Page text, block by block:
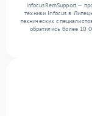
InfocusRemSupport —
техники Infocus в
технических
обратились более 10
превысило 12 000.
включая , , . Мы